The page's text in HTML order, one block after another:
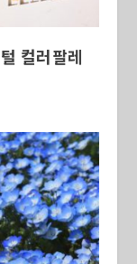
컬러팔레